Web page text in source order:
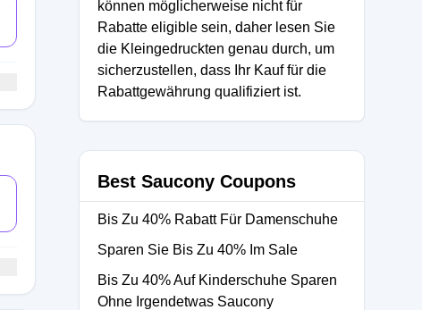
können möglicherweise nicht für
Rabatte eligible sein, daher lesen Sie
die Kleingedruckten genau durch, um
sicherzustellen, dass Ihr Kauf für die
Rabattgewährung qualifiziert ist.
Best Saucony Coupons
Bis Zu 40% Rabatt Für Damenschuhe
Sparen Sie Bis Zu 40% Im Sale
Bis Zu 40% Auf Kinderschuhe Sparen
Ohne Irgendetwas Saucony